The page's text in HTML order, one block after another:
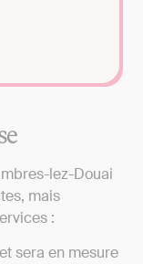
lez-Douai
mais
:
sera en mesure